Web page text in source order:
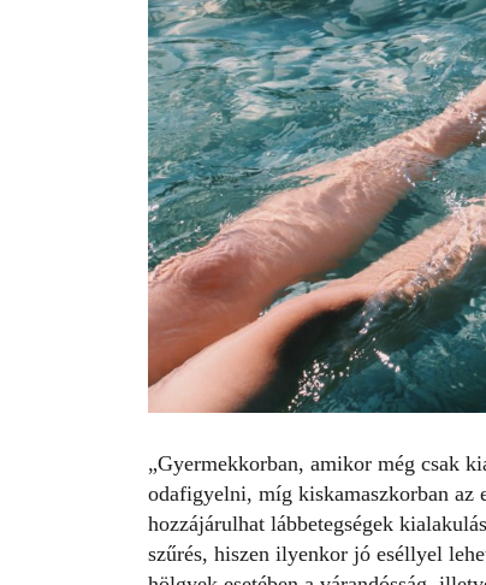
„Gyermekkorban, amikor még csak
odafigyelni, míg kiskamaszkorban az
hozzájárulhat lábbetegségek
szűrés, hiszen ilyenkor jó eséllyel